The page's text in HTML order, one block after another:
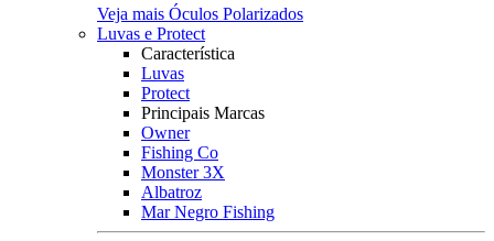
Veja mais Óculos Polarizados
Luvas e Protect
Característica
Luvas
Protect
Principais Marcas
Owner
Fishing Co
Monster 3X
Albatroz
Mar Negro Fishing